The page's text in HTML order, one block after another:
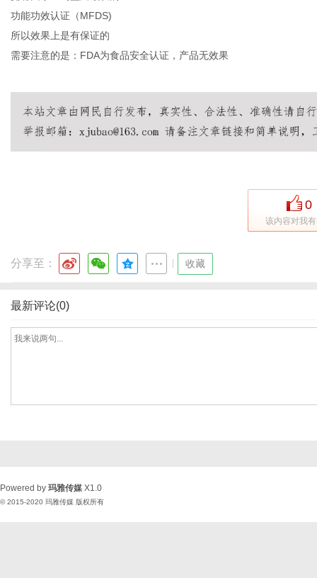
功能功效认证（MFDS)
所以效果上是有保证的
需要注意的是： FDA为食品安全认证，产品无效果
0
该内容对我
分享至： 收藏
最新评论(0)
Powered by 玛雅传媒 X1.0
© 2015-2020 玛雅传媒 版权所有